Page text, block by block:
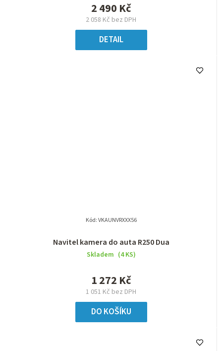
2 058 Kč bez DPH
2 490 Kč
DETAIL
Navitel kamera do auta R250 Dua
Skladem (4 KS)
1 051 Kč bez DPH
1 272 Kč
DO KOŠÍKU
Kód:VKAUNVRXXX56